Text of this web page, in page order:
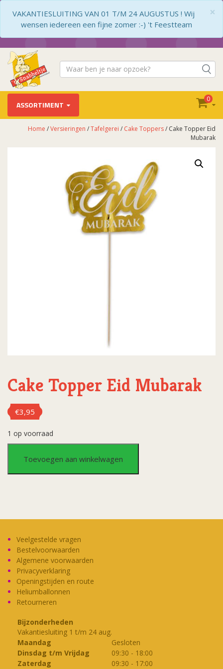
×
VAKANTIESLUITING VAN 01 T/M 24 AUGUSTUS ! Wij
wensen iedereen een fijne zomer :-) 't Feestteam
ASSORTIMENT
0
Home /Versieringen /Tafelgerei / Cake Toppers/ Cake Topper Eid
Mubarak
Cake Topper Eid Mubarak
€3,95
1 op voorraad
Topper
Mubarak
aantal
Toevoegen aan winkelwagen
Veelgestelde vragen
Bestelvoorwaarden
Algemene voorwaarden
Privacyverklaring
Openingstijden en route
Heliumballonnen
Retourneren
Bijzonderheden
Vakantiesluiting 1 t/m 24 aug.
Maandag
Gesloten
Dinsdag t/m Vrijdag
09:30 - 18:00
Zaterdag
09:30 - 17:00